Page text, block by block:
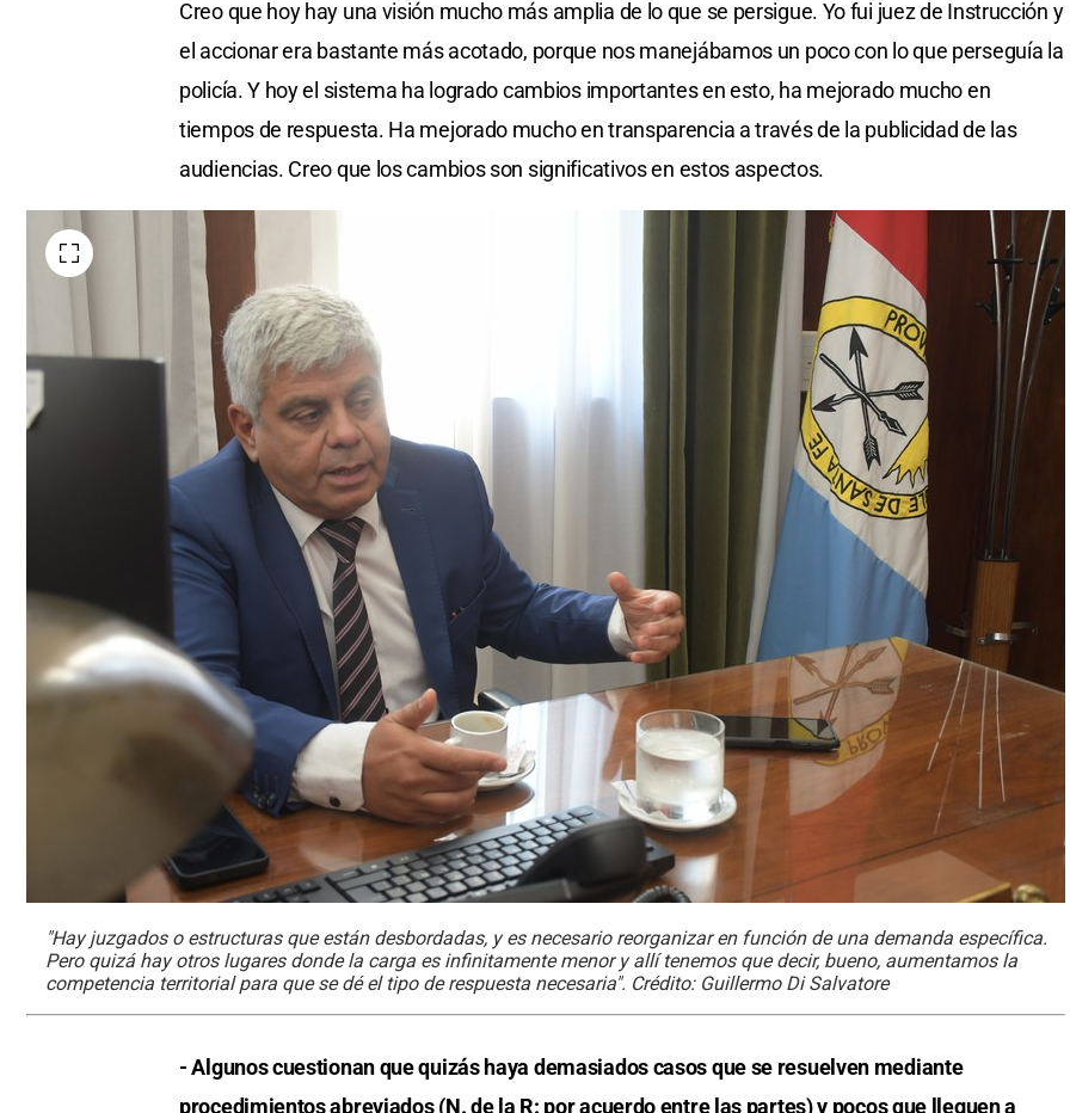
Creo que hoy hay una visión mucho más amplia de lo que se persigue. Yo fui juez de Instrucción y
el accionar era bastante más acotado, porque nos manejábamos un poco con lo que perseguía la
policía. Y hoy el sistema ha logrado cambios importantes en esto, ha mejorado mucho en
tiempos de respuesta. Ha mejorado mucho en transparencia a través de la publicidad de las
audiencias. Creo que los cambios son significativos en estos aspectos.
"Hay juzgados o estructuras que están desbordadas, y es necesario reorganizar en función de una demanda específica.
Pero quizá hay otros lugares donde la carga es infinitamente menor y allí tenemos que decir, bueno, aumentamos la
competencia territorial para que se dé el tipo de respuesta necesaria". Crédito: Guillermo Di Salvatore
- Algunos cuestionan que quizás haya demasiados casos que se resuelven mediante
procedimientos abreviados (N. de la R: por acuerdo entre las partes) y pocos que lleguen a